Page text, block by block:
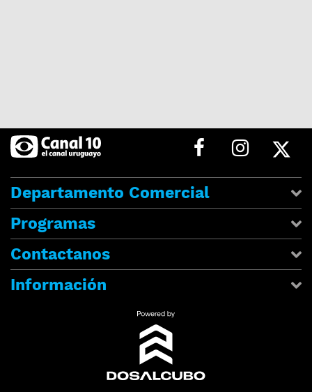
Departamento Comercial
Programas
Contactanos
Información